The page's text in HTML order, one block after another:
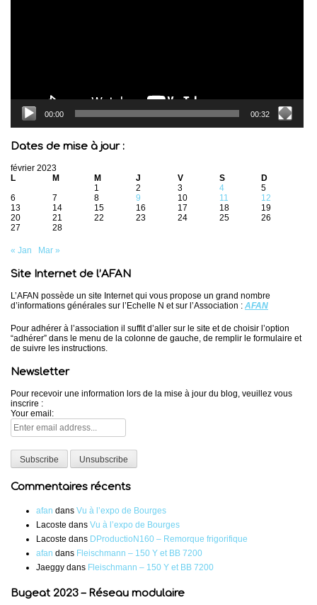
00:00 00:32
Dates de mise à jour :
février 2023
L
M M J V S
D
1
2 3 4
5
6
7 8 9 10 11
12
13
14 15 16 17 18
19
20
21 22 23 24 25
26
27
28
« Jan Mar »
Site Internet de l’AFAN
L’AFAN possède un site Internet qui vous propose un grand nombre
d’informations générales sur l’Echelle N et sur l’Association : AFAN
Pour adhérer à l’association il suffit d’aller sur le site et de choisir l’option
“adhérer” dans le menu de la colonne de gauche, de remplir le formulaire et
de suivre les instructions.
Newsletter
Pour recevoir une information lors de la mise à jour du blog, veuillez vous
inscrire :
Your email:
Commentaires récents
afan dans Vu à l’expo de Bourges
Lacoste dans Vu à l’expo de Bourges
Lacoste dans DProductioN160 – Remorque frigorifique
afan dans Fleischmann – 150 Y et BB 7200
Jaeggy dans Fleischmann – 150 Y et BB 7200
Bugeat 2023 – Réseau modulaire